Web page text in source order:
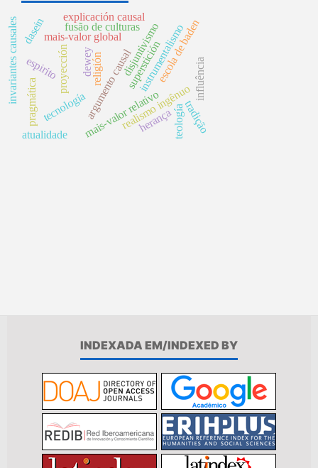
argumento causalsuperstición
proyección
mais-valor global
mais-valor relativo
disjuntivismo
religión
realismo ingênuo
tecnología
instrumentalismo
dewey
teología
espirito influência
escola de baden
dasein
herança tradição
fusão de culturas
pragmática
invariantes causales explicación causal
atualidade
INDEXADA EM/INDEXED BY